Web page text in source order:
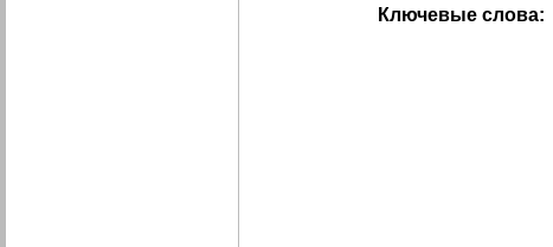
Ключевые слова: